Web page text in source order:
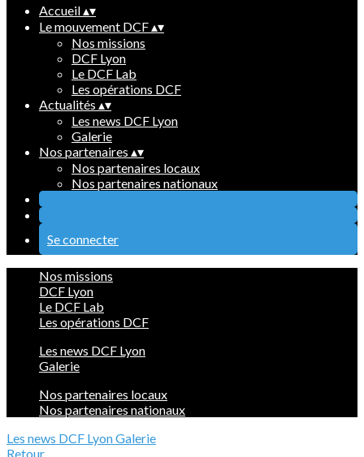
Accueil▴▾
Le mouvement DCF▴▾
Nos missions
DCF Lyon
Le DCF Lab
Les opérations DCF
Actualités ▴▾
Les news DCF Lyon
Galerie
Nos partenaires ▴▾
Nos partenaires locaux
Nos partenaires nationaux
Se connecter
Nos missions
DCF Lyon
Le DCF Lab
Les opérations DCF
Les news DCF Lyon
Galerie
Nos partenaires locaux
Nos partenaires nationaux
Les news DCF LyonGalerie
Retour